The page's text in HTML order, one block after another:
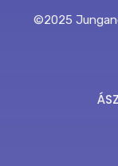
©2025